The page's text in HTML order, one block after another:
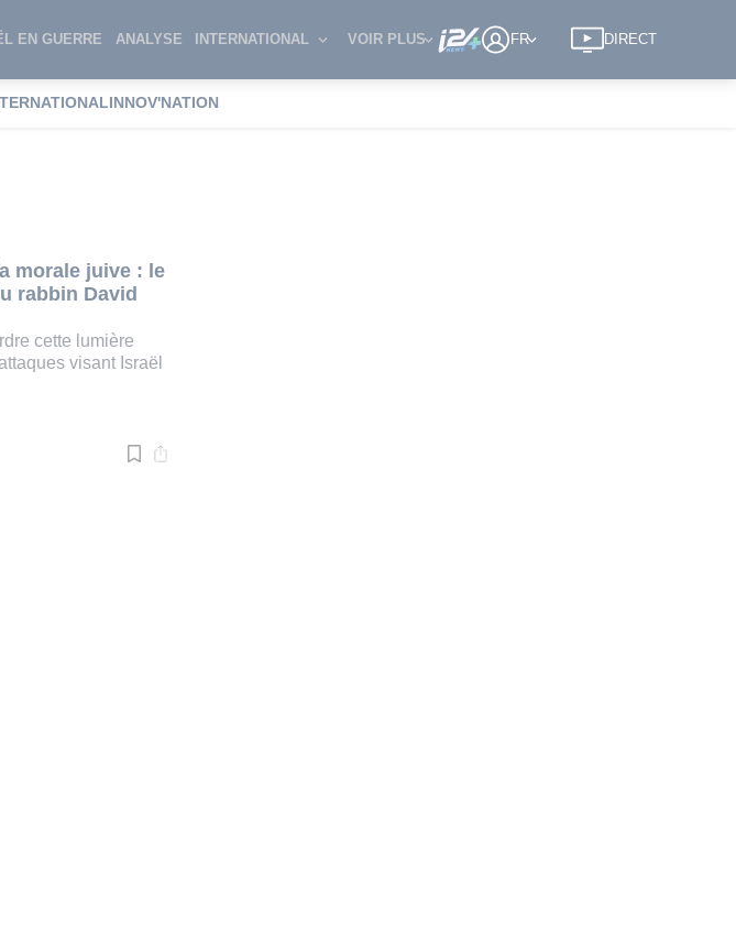
EN GUERRE ANALYSE INTERNATIONAL VOIR PLUS FR DIRECT
INNOV'NATION
morale juive : le
rabbin David
cette lumière
visant Israël